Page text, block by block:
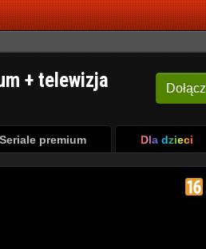
Dołącz
+ telewizja
Seriale premium Dla dzieci